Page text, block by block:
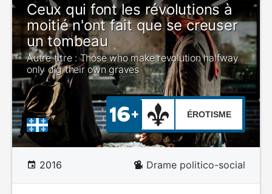
Ceux qui font les révolutions à
moitié n'ont fait que se creuser
un tombeau
Autre titre : Those who make revolution halfway
only dig their own graves
ÉROTISME
2016 Drame politico-social